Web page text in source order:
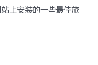
上安装的一些最佳旅